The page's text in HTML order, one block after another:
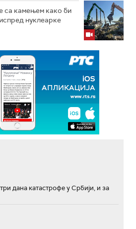
са камењем како би
нуклеарке
дана катастрофе у Србији, и за